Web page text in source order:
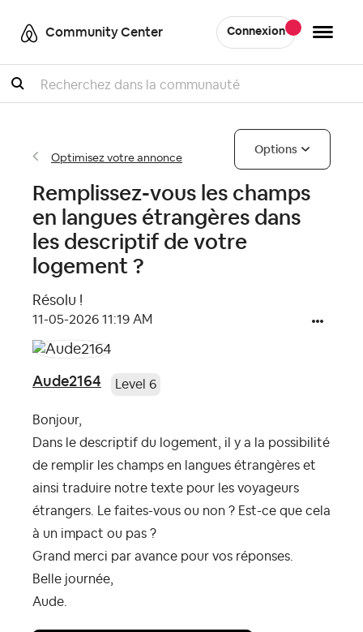
Community Center Connexion
Recherche
Optimisez votre annonce
Options
Remplissez-vous les champs
en langues étrangères dans
les descriptif de votre
logement ?
Résolu !
‎11-05-2026 11:19 AM
Aude2164 Level 6
Bonjour,
Dans le descriptif du logement, il y a la possibilité
de remplir les champs en langues étrangères et
ainsi traduire notre texte pour les voyageurs
étrangers. Le faites-vous ou non ? Est-ce que cela
à un impact ou pas ?
Grand merci par avance pour vos réponses.
Belle journée,
Aude.